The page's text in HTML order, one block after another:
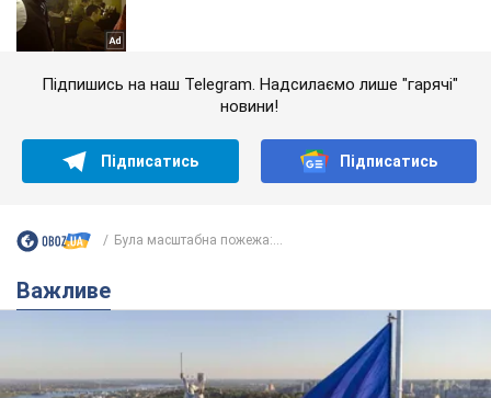
Підпишись на наш Telegram. Надсилаємо лише "гарячі"
новини!
Підписатись Підписатись
Була масштабна пожежа:...
Важливе